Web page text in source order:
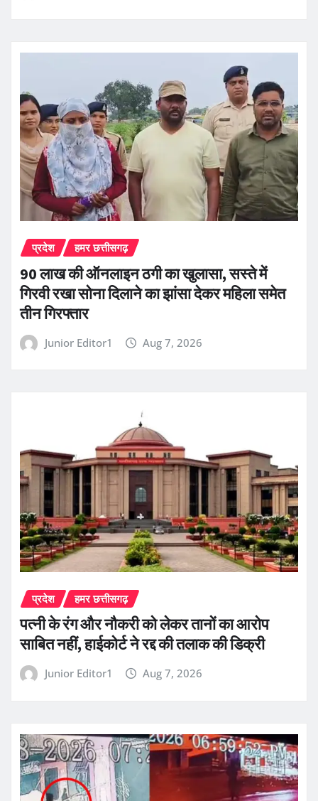
प्रदेश हमर छत्तीसगढ़
90 लाख की ऑनलाइन ठगी का खुलासा, सस्ते में
गिरवी रखा सोना दिलाने का झांसा देकर महिला समेत
तीन गिरफ्तार
Junior Editor1 Aug 7, 2026
प्रदेश हमर छत्तीसगढ़
पत्नी के रंग और नौकरी को लेकर तानों का आरोप
साबित नहीं, हाईकोर्ट ने रद्द की तलाक की डिक्री
Junior Editor1 Aug 7, 2026